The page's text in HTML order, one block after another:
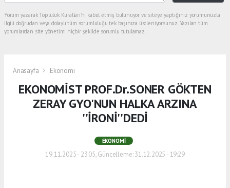
Yorum yazarak Topluluk Kuralları’nı kabul etmiş bulunuyor ve siteye yaptığınız yorumunuzla
ilgili doğrudan veya dolaylı tüm sorumluluğu tek başınıza üstleniyorsunuz. Yazılan tüm
yorumlardan site yönetimi hiçbir şekilde sorumlu tutulamaz.
Anasayfa Ekonomi
EKONOMİST PROF.Dr.SONER GÖKTEN
ZERAY GYO'NUN HALKA ARZINA
''İRONİ''DEDİ
EKONOMI
19.11.2025 - 23:05, Güncelleme: 31.12.2025 - 19:29